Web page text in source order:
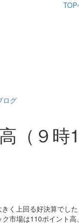
ログ
（９
く上回る好決算でし
市場は110ポイント